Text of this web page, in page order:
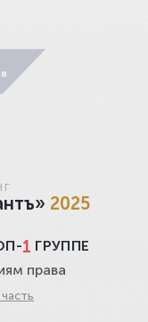
2025
1 ГРУППЕ
права